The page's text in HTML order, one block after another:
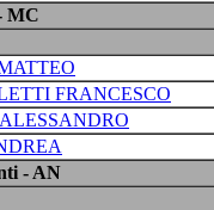
MC
FRANCESCO
- AN